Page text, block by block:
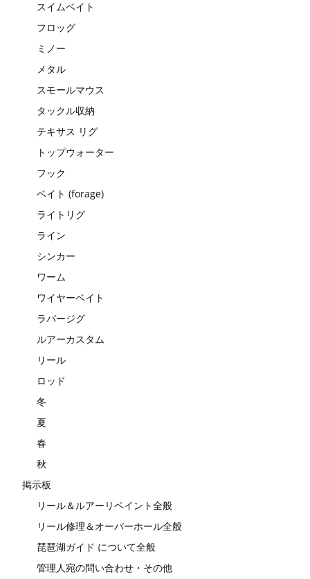
スイムベイト
フロッグ
ミノー
メタル
スモールマウス
タックル収納
テキサス リグ
トップウォーター
フック
ベイト (forage)
ライトリグ
ライン
シンカー
ワーム
ワイヤーベイト
ラバージグ
ルアーカスタム
リール
ロッド
冬
夏
春
秋
掲示板
リール＆ルアーリペイント全般
リール修理＆オーバーホール全般
琵琶湖ガイド について全般
管理人宛の問い合わせ・その他